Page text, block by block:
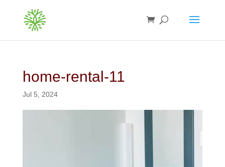
home-rental-11
Jul 5, 2024